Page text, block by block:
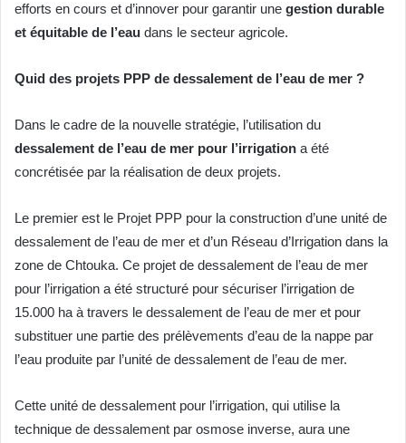
efforts en cours et d’innover pour garantir une gestion durable
et équitable de l’eau dans le secteur agricole.
Quid des projets PPP de dessalement de l’eau de mer ?
Dans le cadre de la nouvelle stratégie, l’utilisation du
dessalement de l’eau de mer pour l’irrigation a été
concrétisée par la réalisation de deux projets.
Le premier est le Projet PPP pour la construction d’une unité de
dessalement de l’eau de mer et d’un Réseau d’Irrigation dans la
zone de Chtouka. Ce projet de dessalement de l’eau de mer
pour l’irrigation a été structuré pour sécuriser l’irrigation de
15.000 ha à travers le dessalement de l’eau de mer et pour
substituer une partie des prélèvements d’eau de la nappe par
l’eau produite par l’unité de dessalement de l’eau de mer.
Cette unité de dessalement pour l’irrigation, qui utilise la
technique de dessalement par osmose inverse, aura une